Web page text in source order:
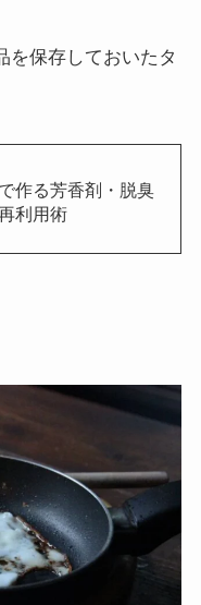
を保存しておいたタ
作る芳香剤・脱臭
利用術